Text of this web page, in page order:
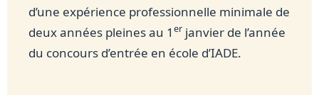
d’une expérience professionnelle minimale de
deux années pleines au 1 er janvier de l’année
du concours d’entrée en école d’IADE.